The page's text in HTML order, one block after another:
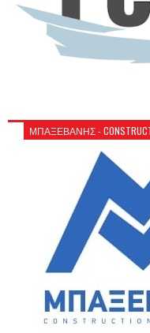
ΜΠΑΞΕΒΑΝΗΣ -